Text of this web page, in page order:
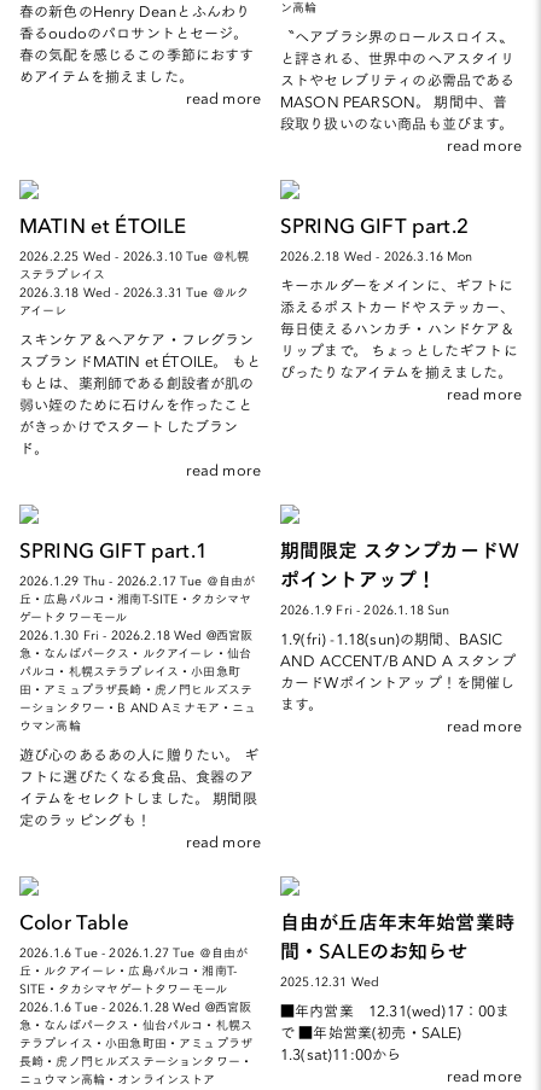
春の新色のHenry Deanとふんわり
香るoudoのパロサントとセージ。
春の気配を感じるこの季節におすす
めアイテムを揃えました。
read more
ン高輪
〝ヘアブラシ界のロールスロイス〟
と評される、世界中のヘアスタイリ
ストやセレブリティの必需品である
MASON PEARSON。 期間中、普
段取り扱いのない商品も並びます。
read more
MATIN et ÉTOILE
2026.2.25 Wed - 2026.3.10 Tue ＠札幌
ステラプレイス
2026.3.18 Wed - 2026.3.31 Tue ＠ルク
アイーレ
スキンケア＆ヘアケア・フレグラン
スブランドMATIN et ÉTOILE。 もと
もとは、薬剤師である創設者が肌の
弱い姪のために石けんを作ったこと
がきっかけでスタートしたブラン
ド。
read more
SPRING GIFT part.2
2026.2.18 Wed - 2026.3.16 Mon
キーホルダーをメインに、ギフトに
添えるポストカードやステッカー、
毎日使えるハンカチ・ハンドケア＆
リップまで。 ちょっとしたギフトに
ぴったりなアイテムを揃えました。
read more
SPRING GIFT part.1
2026.1.29 Thu - 2026.2.17 Tue ＠自由が
丘・広島パルコ・湘南T-SITE・タカシマヤ
ゲートタワーモール
2026.1.30 Fri - 2026.2.18 Wed @西宮阪
急・なんばパークス・ルクアイーレ・仙台
パルコ・札幌ステラプレイス・小田急町
田・アミュプラザ長崎・虎ノ門ヒルズステ
ーションタワー・B AND Aミナモア・ニュ
ウマン高輪
遊び心のあるあの人に贈りたい。 ギ
フトに選びたくなる食品、食器のア
イテムをセレクトしました。 期間限
定のラッピングも！
read more
期間限定 スタンプカードW
ポイントアップ！
2026.1.9 Fri - 2026.1.18 Sun
1.9(fri) -1.18(sun)の期間、BASIC
AND ACCENT/B AND A スタンプ
カードWポイントアップ！を開催し
ます。
read more
Color Table
2026.1.6 Tue - 2026.1.27 Tue ＠自由が
丘・ルクアイーレ・広島パルコ・湘南T-
SITE・タカシマヤゲートタワーモール
2026.1.6 Tue - 2026.1.28 Wed @西宮阪
急・なんばパークス・仙台パルコ・札幌ス
テラプレイス・小田急町田・アミュプラザ
長崎・虎ノ門ヒルズステーションタワー・
ニュウマン高輪・オンラインストア
自由が丘店年末年始営業時
間・SALEのお知らせ
2025.12.31 Wed
■年内営業 12.31(wed)17：00ま
で ■年始営業(初売・SALE)
1.3(sat)11:00から
read more